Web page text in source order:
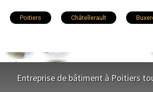
Poitiers Châtellerault
Montmorillon Migné-Auxances
Naintré
Entreprise de bâtiment à Poitiers